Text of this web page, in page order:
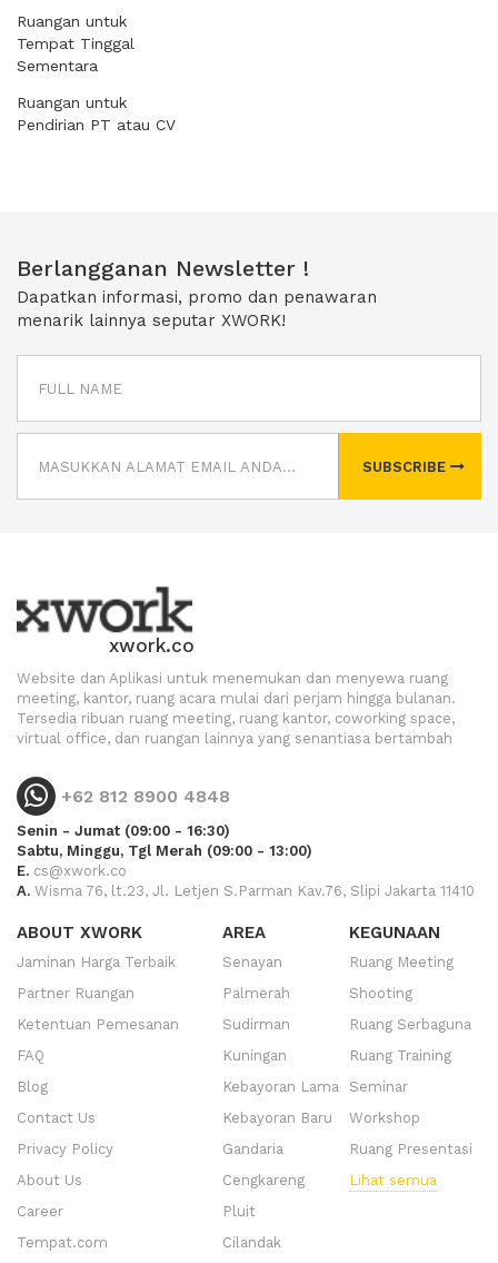
Ruangan untuk
Tempat Tinggal
Sementara
Ruangan untuk
Pendirian PT atau CV
Berlangganan Newsletter !
Dapatkan informasi, promo dan penawaran
menarik lainnya seputar XWORK!
SUBSCRIBE
xwork.co
Website dan Aplikasi untuk menemukan dan menyewa ruang
meeting, kantor, ruang acara mulai dari perjam hingga bulanan.
Tersedia ribuan ruang meeting, ruang kantor, coworking space,
virtual office, dan ruangan lainnya yang senantiasa bertambah
+62 812 8900 4848
Senin - Jumat (09:00 - 16:30)
Sabtu, Minggu, Tgl Merah (09:00 - 13:00)
E. cs@xwork.co
A. Wisma 76, lt.23, Jl. Letjen S.Parman Kav.76, Slipi Jakarta 11410
ABOUT XWORK
Jaminan Harga Terbaik
Partner Ruangan
Ketentuan Pemesanan
FAQ
Blog
Contact Us
Privacy Policy
About Us
Career
Tempat.com
AREA
Senayan
Palmerah
Sudirman
Kuningan
Kebayoran Lama
Kebayoran Baru
Gandaria
Cengkareng
Pluit
Cilandak
KEGUNAAN
Ruang Meeting
Shooting
Ruang Serbaguna
Ruang Training
Seminar
Workshop
Ruang Presentasi
Lihat semua